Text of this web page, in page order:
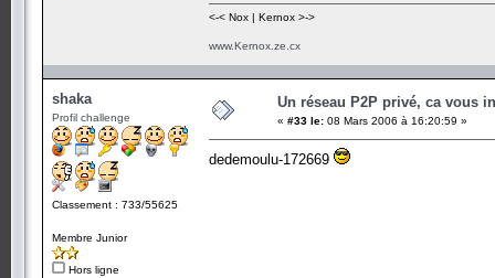
<-< Nox | Kernox >->
www.Kernox.ze.cx
shaka
Profil challenge
Classement : 733/55625
Membre Junior
Hors ligne
Un réseau P2P privé, ca vous
« #33 le: 08 Mars 2006 à 16:20:59 »
dedemoulu-172669